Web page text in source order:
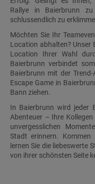
Rallye in Baierbrunn
schlussendlich zu
Möchten Sie Ihr
Location abhalten? Unser
Location Ihrer Wahl
Baierbrunn verbindet
Baierbrunn mit der
Escape Game in
Bann ziehen.
In Baierbrunn wird jeder
Abenteuer – Ihre
unvergesslichen
Stadt erinnern.
lernen Sie die liebeswerte
von ihrer schönsten Seite